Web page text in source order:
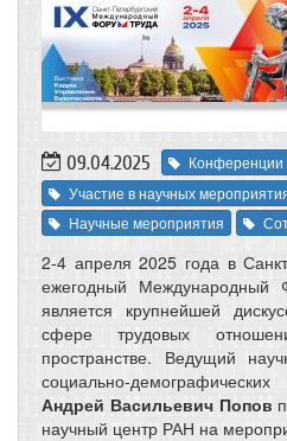
09.04.2025
Конференции
Участие в научных
Научные мероприятия
2-4 апреля 2025 года в
ежегодный Международный
является крупнейшей
сфере трудовых
пространстве. Ведущий
социально-
Андрей Васильевич Попов
научный центр РАН на